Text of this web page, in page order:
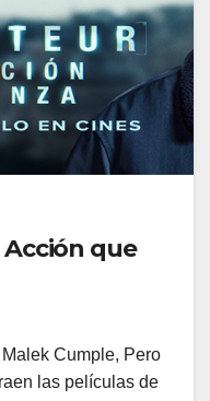
Acción que
Cumple, Pero
las películas de